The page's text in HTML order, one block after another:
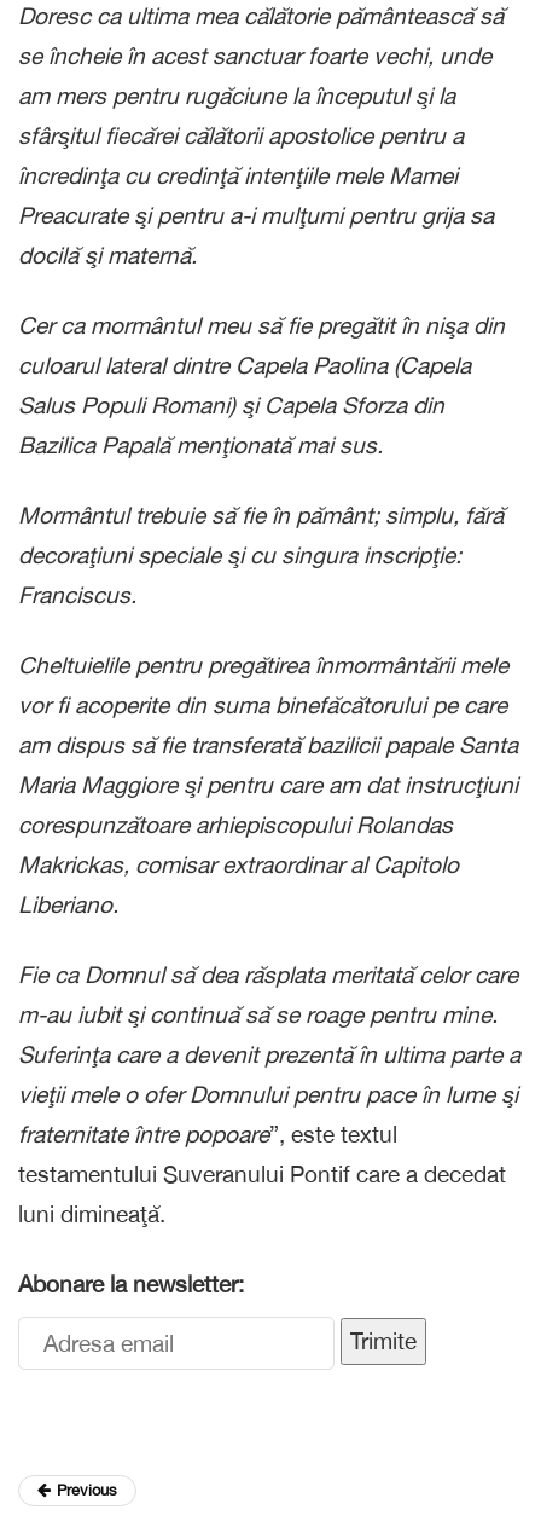
Doresc ca ultima mea călătorie pământească să
se încheie în acest sanctuar foarte vechi, unde
am mers pentru rugăciune la începutul şi la
sfârşitul fiecărei călătorii apostolice pentru a
încredinţa cu credinţă intenţiile mele Mamei
Preacurate şi pentru a-i mulţumi pentru grija sa
docilă şi maternă.
Cer ca mormântul meu să fie pregătit în nişa din
culoarul lateral dintre Capela Paolina (Capela
Salus Populi Romani) şi Capela Sforza din
Bazilica Papală menţionată mai sus.
Mormântul trebuie să fie în pământ; simplu, fără
decoraţiuni speciale şi cu singura inscripţie:
Franciscus.
Cheltuielile pentru pregătirea înmormântării mele
vor fi acoperite din suma binefăcătorului pe care
am dispus să fie transferată bazilicii papale Santa
Maria Maggiore şi pentru care am dat instrucţiuni
corespunzătoare arhiepiscopului Rolandas
Makrickas, comisar extraordinar al Capitolo
Liberiano.
Fie ca Domnul să dea răsplata meritată celor care
m-au iubit şi continuă să se roage pentru mine.
Suferinţa care a devenit prezentă în ultima parte a
vieţii mele o ofer Domnului pentru pace în lume şi
fraternitate între popoare”, este textul
testamentului Suveranului Pontif care a decedat
luni dimineaţă.
Abonare la newsletter:
Trimite
Previous